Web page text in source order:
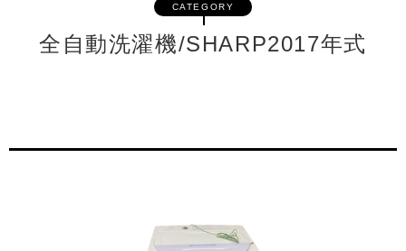
CATEGORY
全自動洗濯機/SHARP2017年式